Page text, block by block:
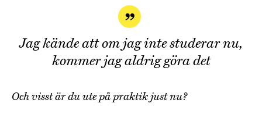
Jag kände att om jag inte studerar nu,
kommer jag aldrig göra det
Och visst är du ute på praktik just nu?